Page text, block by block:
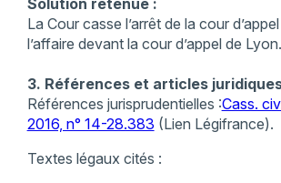
Solution retenue :
La Cour casse l’arrêt de la cour
l’affaire devant la cour d’appel de Lyon.
3. Références et articles
Références jurisprudentielles :Cass.
2016, n° 14-28.383 (Lien Légifrance)​.
Textes légaux cités :